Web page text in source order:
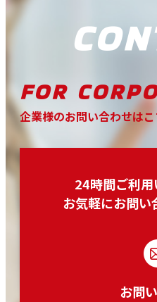
FOR
企業様のお問い合わせはこ
24時間ご利⽤
お気軽にお問い
お問